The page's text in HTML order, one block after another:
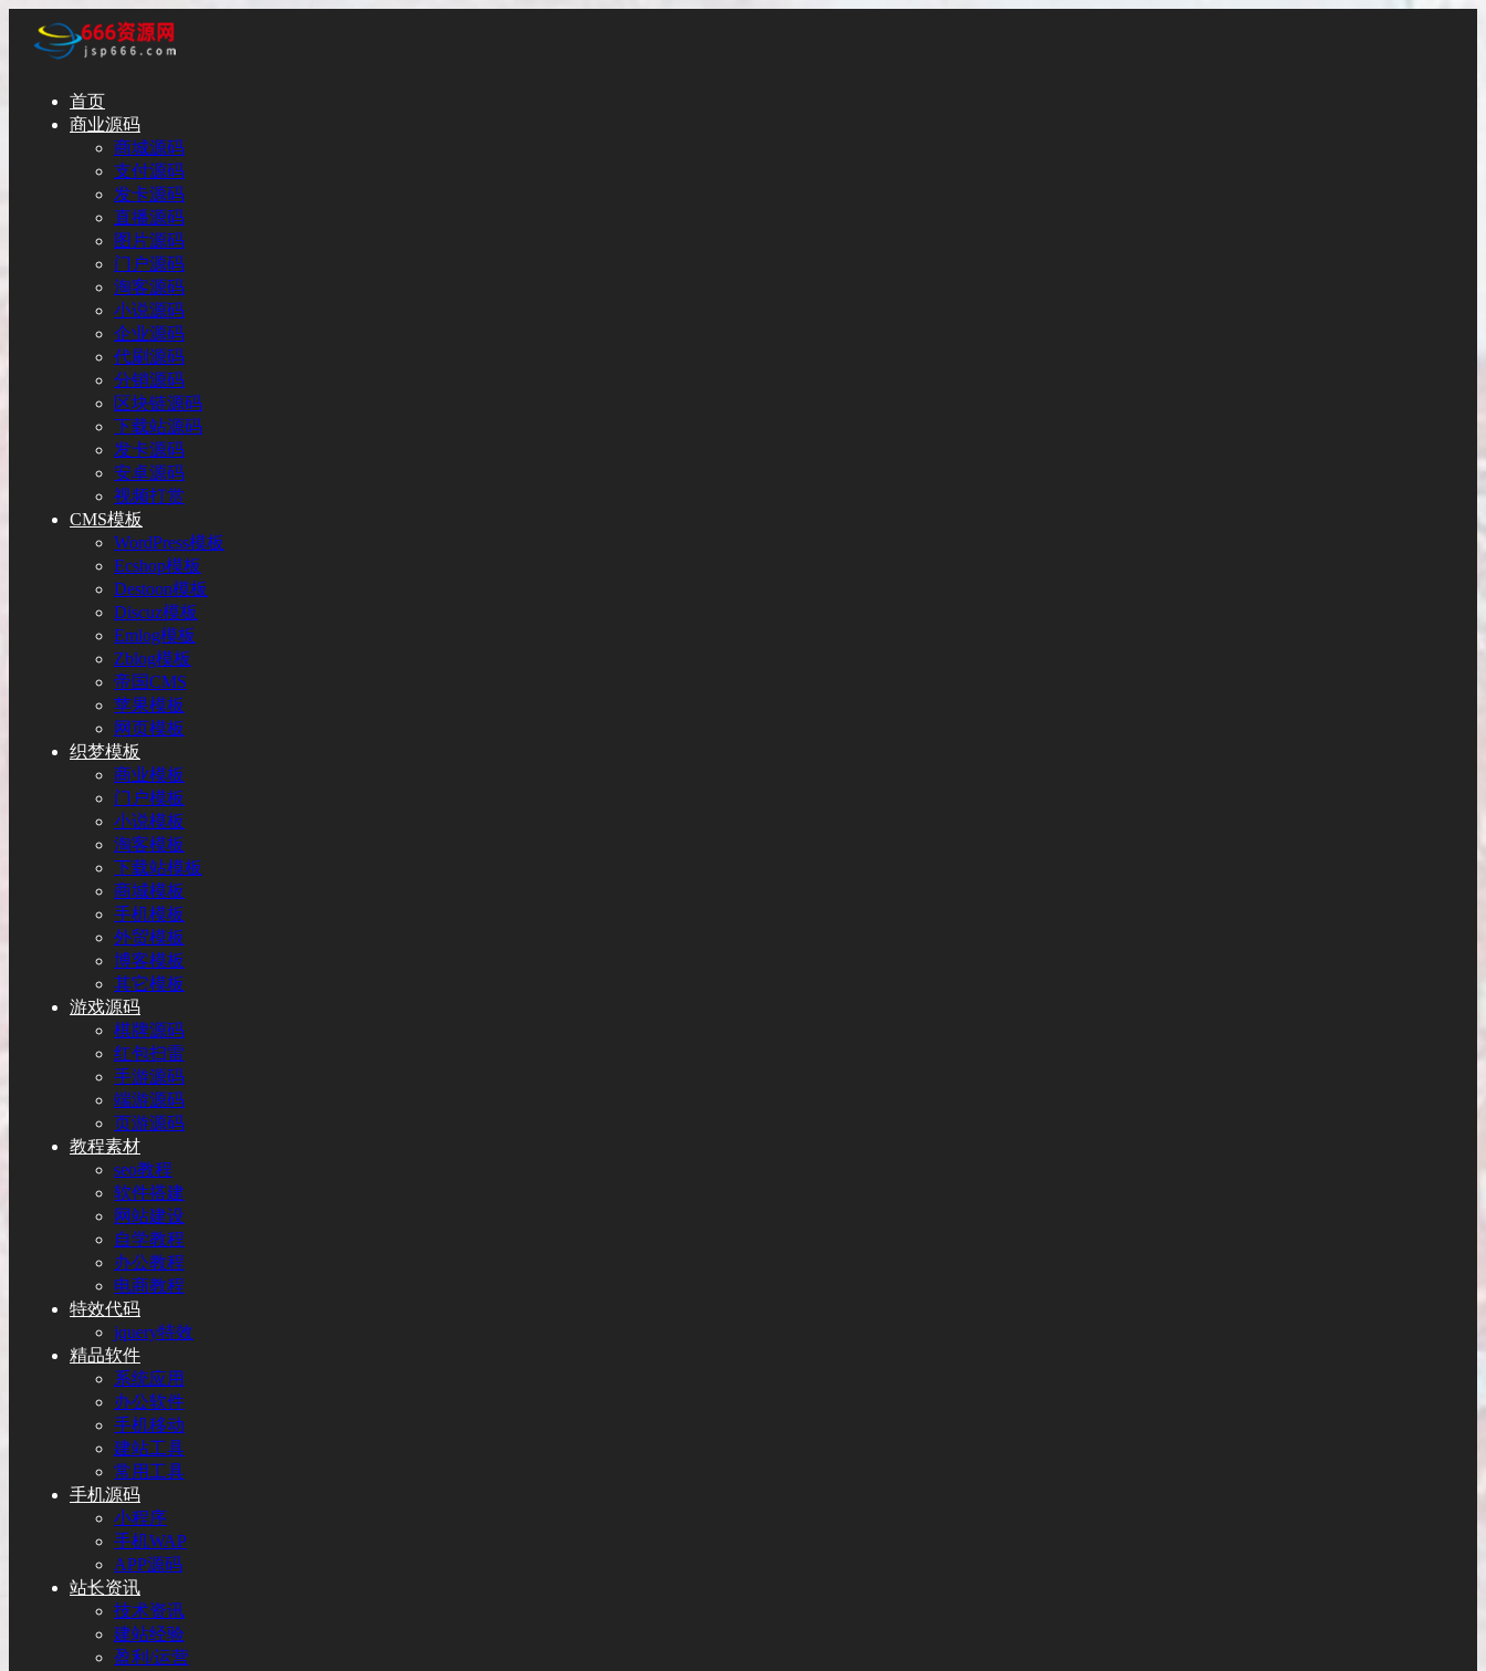
首页
商业源码
商城源码
支付源码
发卡源码
直播源码
图片源码
门户源码
淘客源码
小说源码
企业源码
代刷源码
分销源码
区块链源码
下载站源码
发卡源码
安卓源码
视频打赏
CMS模板
WordPress模板
Ecshop模板
Destoon模板
Discuz模板
Emlog模板
Zblog模板
帝国CMS
苹果模板
网页模板
织梦模板
商业模板
门户模板
小说模板
淘客模板
下载站模板
商城模板
手机模板
外贸模板
博客模板
其它模板
游戏源码
棋牌源码
红包扫雷
手游源码
端游源码
页游源码
教程素材
seo教程
软件搭建
网站建设
自学教程
办公教程
电商教程
特效代码
jquery特效
精品软件
系统应用
办公软件
手机移动
建站工具
常用工具
手机源码
小程序
手机WAP
APP源码
站长资讯
技术资讯
建站经验
盈利/运营